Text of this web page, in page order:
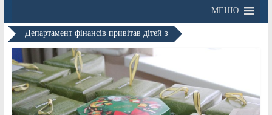
МЕНЮ
Департамент фінансів привітав дітей з